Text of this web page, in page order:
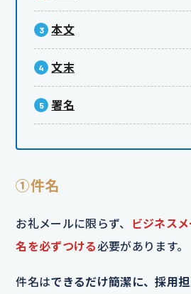
本文
文末
署名
①件名
お礼メールに限らず、
ビジネス
名を必ずつける 必要があります。
件名はできるだけ簡潔に、採用